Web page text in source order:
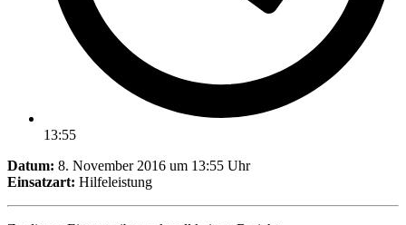
13:55
Datum: 8. November 2016 um 13:55 Uhr
Einsatzart: Hilfeleistung